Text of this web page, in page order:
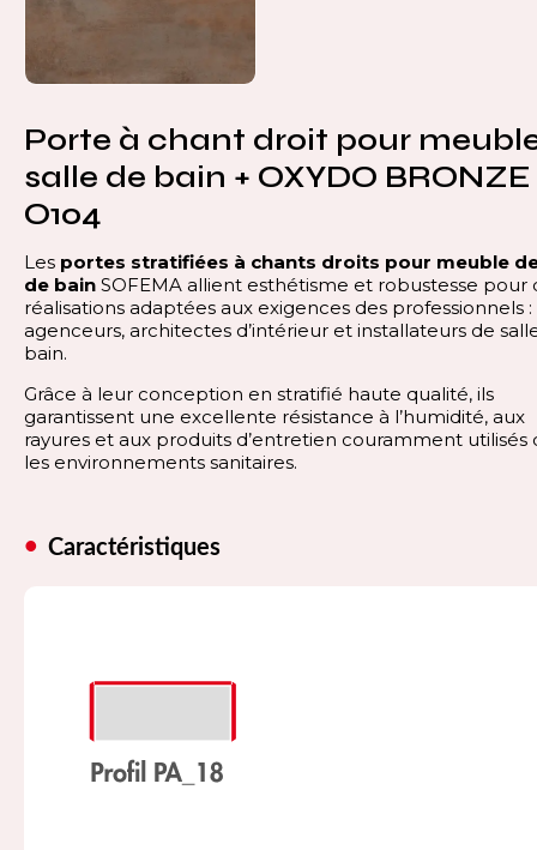
Porte à chant droit pour
salle de bain + OXYDO BRONZE
O104
Les portes stratifiées à chants droits pour meuble
de bain SOFEMA allient esthétisme et robustesse pour
réalisations adaptées aux exigences des professionnels :
agenceurs, architectes d’intérieur et installateurs de
bain.
Grâce à leur conception en stratifié haute qualité, ils
garantissent une excellente résistance à l’humidité, aux
rayures et aux produits d’entretien couramment utilisés
les environnements sanitaires.
Caractéristiques